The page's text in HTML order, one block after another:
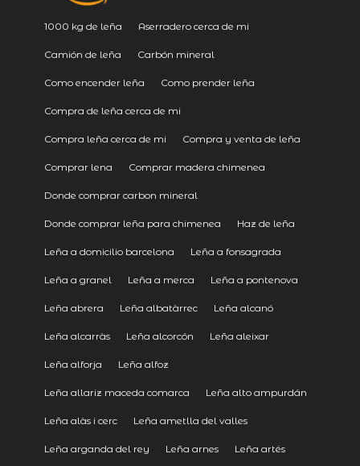
1000 kg de leña Aserradero cerca de mi
Camión de leña Carbón mineral
Como encender leña Como prender leña
Compra de leña cerca de mi
Compra leña cerca de mi Compra y venta de leña
Comprar lena Comprar madera chimenea
Donde comprar carbon mineral
Donde comprar leña para chimenea Haz de leña
Leña a domicilio barcelona Leña a fonsagrada
Leña a granel Leña a merca Leña a pontenova
Leña abrera Leña albatàrrec Leña alcanó
Leña alcarràs Leña alcorcón Leña aleixar
Leña alforja Leña alfoz
Leña allariz maceda comarca Leña alto ampurdán
Leña alàs i cerc Leña ametlla del valles
Leña arganda del rey Leña arnes Leña artés